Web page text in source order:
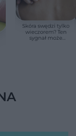
Skóra swędzi tylko
wieczorem? Ten
sygnał może